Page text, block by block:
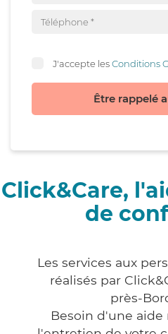
J'accepte lesConditions
Être rappelé
Click&Care,
de
Les services aux
réalisés par
près-
Besoin d'une